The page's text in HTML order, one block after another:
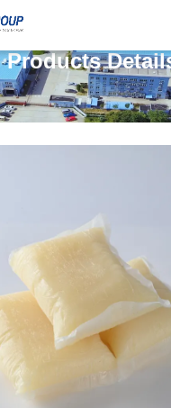
Products